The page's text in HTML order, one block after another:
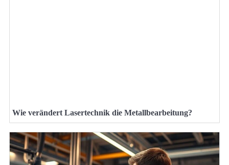
Wie verändert Lasertechnik die Metallbearbeitung?